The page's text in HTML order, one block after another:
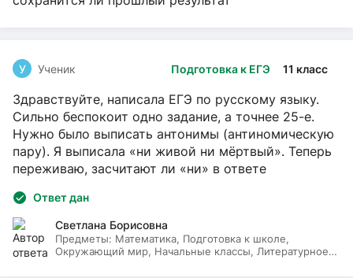
Подготовка к ЕГЭ 11 класс
У Ученик
Здравствуйте, написала ЕГЭ по русскому языку.
Сильно беспокоит одно задание, а точнее 25-е.
Нужно было выписать антонимы (антиномическую
пару). Я выписала «ни живой ни мёртвый». Теперь
переживаю, засчитают ли «ни» в ответе
Ответ дан
Светлана Борисовна
Предметы: Математика, Подготовка к школе,
Окружающий мир, Начальные классы, Литературное